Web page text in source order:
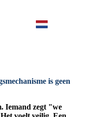
is geen
Iemand zegt "we